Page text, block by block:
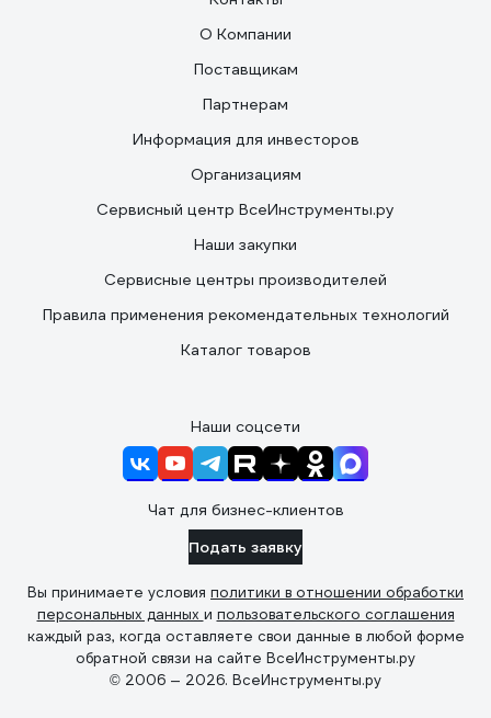
О Компании
Поставщикам
Партнерам
Информация для инвесторов
Организациям
Сервисный центр ВсеИнструменты.ру
Наши закупки
Сервисные центры производителей
Правила применения рекомендательных технологий
Каталог товаров
Наши соцсети
Чат для бизнес-клиентов
Подать заявку
Вы принимаете условия политики в отношении обработки
персональных данных и пользовательского соглашения
каждый раз, когда оставляете свои данные в любой форме
обратной связи на сайте ВсеИнструменты.ру
© 2006 — 2026. ВсеИнструменты.ру